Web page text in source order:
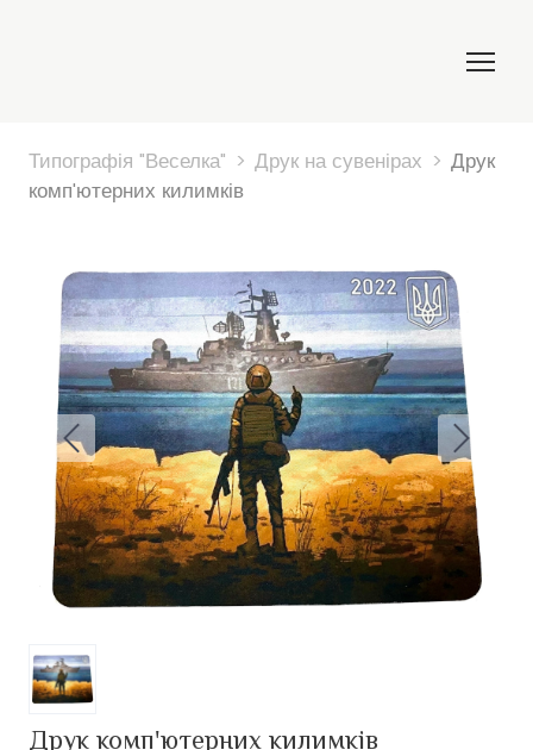
Типографія "Веселка" Друк на сувенірах
Друк
комп'ютерних килимків
Друк комп'ютерних килимків